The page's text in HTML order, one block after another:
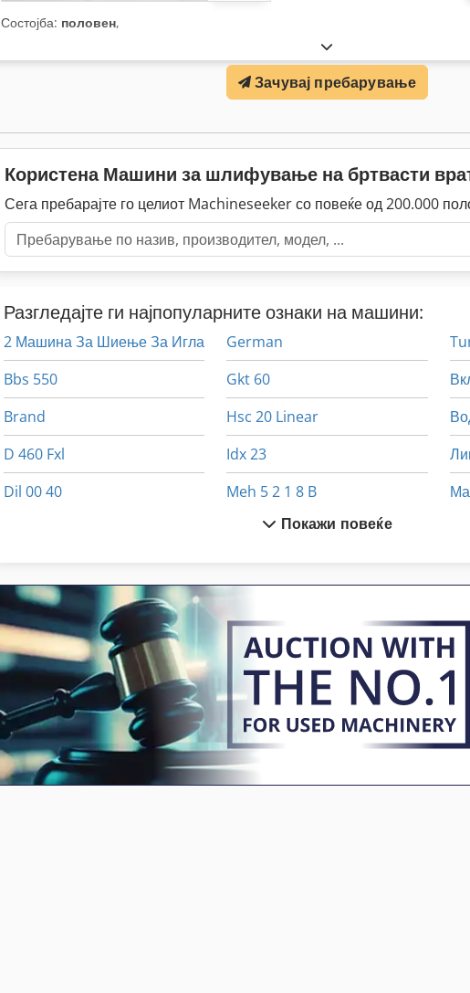
Состојба: половен,
Зачувај пребарување
Користена Машини за шлифување на бртвасти
Сега пребарајте го целиот Machineseeker со повеќе од 200.000
Разгледајте ги најпопуларните ознаки на машини:
2 Машина За Шиење За Игла
Bbs 550
Brand
D 460 Fxl
Dil 00 40
Ex Прес Центар
Fngj 20
German
Gkt 60
Hsc 20 Linear
Idx 23
Meh 5 2 1 8 B
Mvh 5 1 4 B
Tak 18
Покажи повеќе